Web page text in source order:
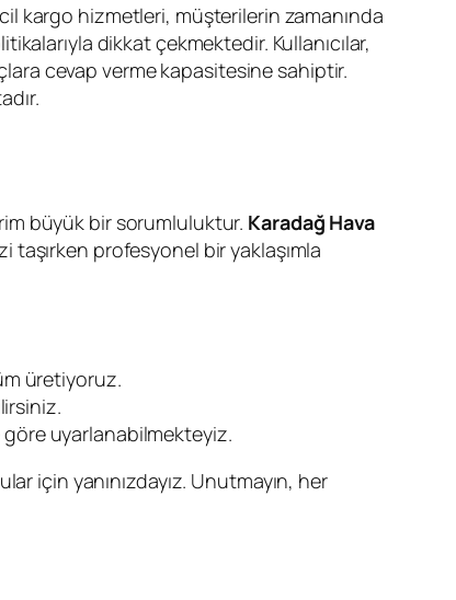
kargo hizmetleri, müşterilerin zamanında
dikkat çekmektedir. Kullanıcılar,
cevap verme kapasitesine sahiptir.
büyük bir sorumluluktur. Karadağ Hava
taşırken profesyonel bir yaklaşımla
üretiyoruz.
göre uyarlanabilmekteyiz.
için yanınızdayız. Unutmayın, her